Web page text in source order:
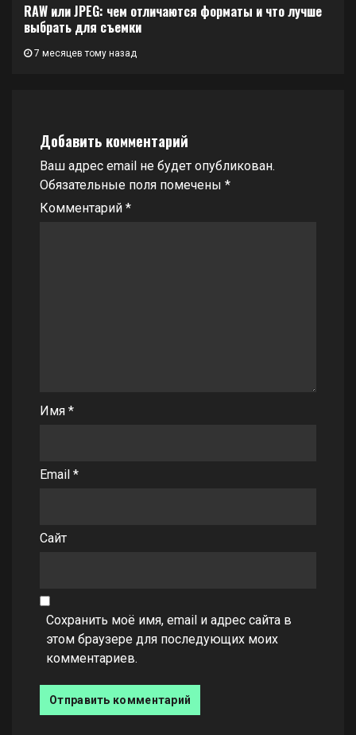
RAW или JPEG: чем отличаются форматы и что лучше
выбрать для съемки
7 месяцев тому назад
Добавить комментарий
Ваш адрес email не будет опубликован.
Обязательные поля помечены *
Комментарий *
Имя *
Email *
Сайт
Сохранить моё имя, email и адрес сайта в
этом браузере для последующих моих
комментариев.